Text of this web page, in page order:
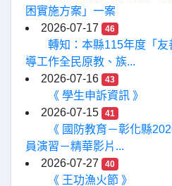
困實施方案」一案
2026-07-17
46
轉知：本縣115年度「
導工作全民原教、族...
2026-07-16
43
《 學生申訴資訊 》
2026-07-15
41
《 國防教育－彰化縣
員演習－精華影片...
2026-07-27
40
《 王功漁火節 》